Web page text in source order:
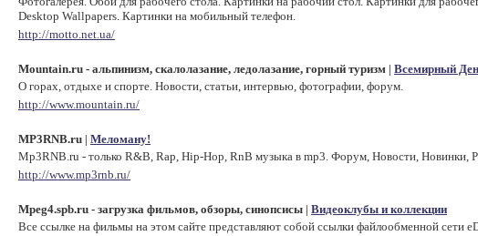
Desktop Wallpapers. Картинки на мобильный телефон.
http://motto.net.ua/
Mountain.ru - альпинизм, скалолазание, ледолазание, горный туризм Всемирный
О горах, отдыхе и спорте. Новости, статьи, интервью, фотографии, форум.
http://www.mountain.ru/
MP3RNB.ru Меломану!
Mp3RNB.ru - только R&B, Rap, Hip-Hop, RnB музыка в mp3. Форум, Новости, Новинки,
http://www.mp3rnb.ru/
Mpeg4.spb.ru - загрузка фильмов, обзоры, синопсисы Видеоклубы и коллекции
Все ссылке на фильмы на этом сайте представляют собой ссылки файлообменной сети